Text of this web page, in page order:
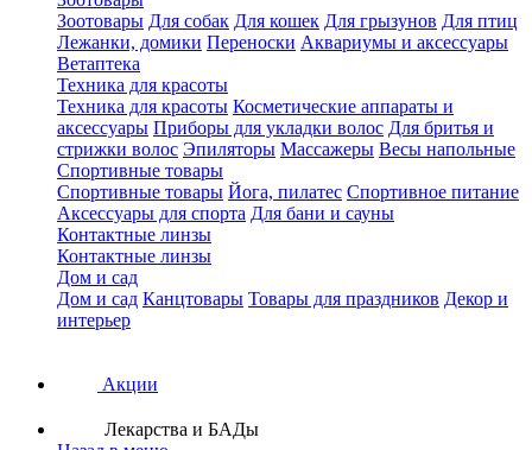
Зоотовары Для собак Для кошек Для грызунов Для птиц
Лежанки, домики Переноски Аквариумы и аксессуары
Ветаптека
Техника для красоты
Техника для красоты Косметические аппараты и
аксессуары Приборы для укладки волос Для бритья и
стрижки волос Эпиляторы Массажеры Весы напольные
Спортивные товары
Спортивные товары Йога, пилатес Спортивное питание
Аксессуары для спорта Для бани и сауны
Контактные линзы
Контактные линзы
Дом и сад
Дом и сад Канцтовары Товары для праздников Декор и
интерьер
Акции
Лекарства и БАДы